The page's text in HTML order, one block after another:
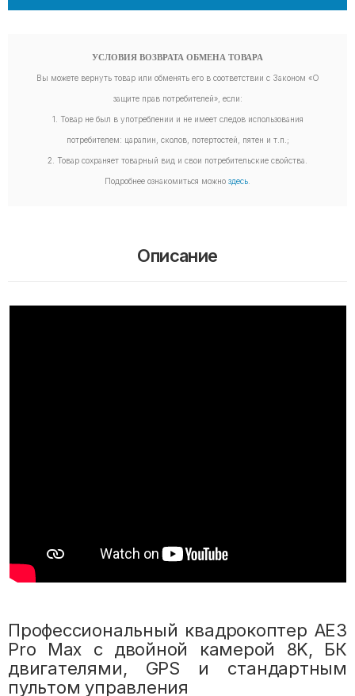
УСЛОВИЯ ВОЗВРАТА ОБМЕНА ТОВАРА
Вы можете вернуть товар или обменять его в соответствии с Законом «О
защите прав потребителей», если:
1. Товар не был в употреблении и не имеет следов использования
потребителем: царапин, сколов, потертостей, пятен и т.п.;
2. Товар сохраняет товарный вид и свои потребительские свойства.
Подробнее ознакомиться можно здесь
Описание
Профессиональный квадрокоптер AE3
Pro Max с двойной камерой 8K, БК
двигателями, GPS и стандартным
пультом управления